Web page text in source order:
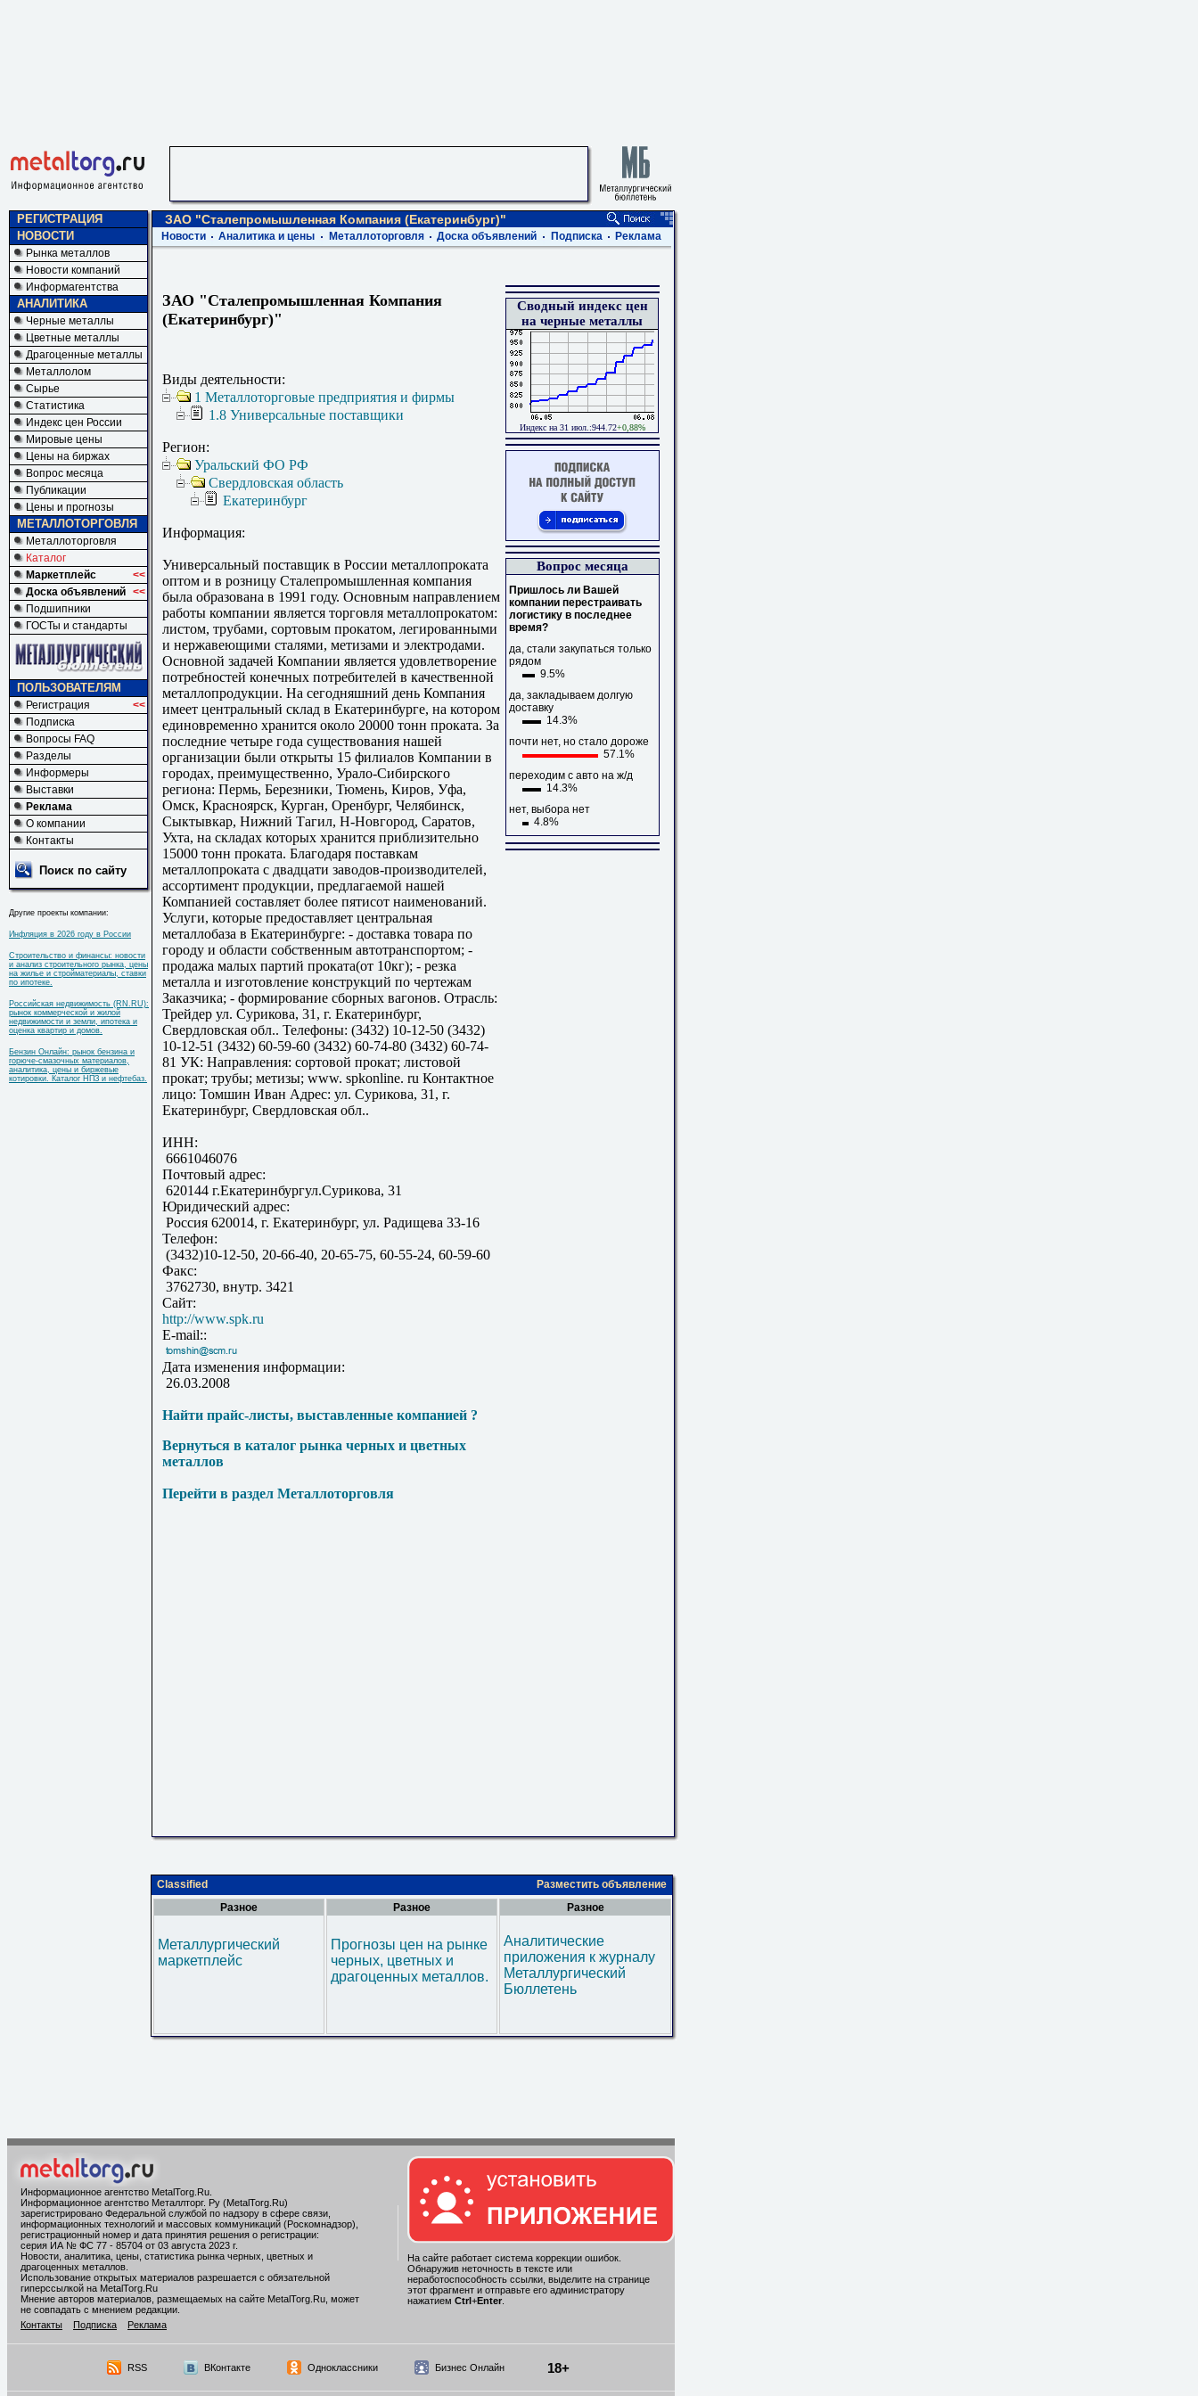
РЕГИСТРАЦИЯ
НОВОСТИ
Рынка металлов
Новости компаний
Информагентства
АНАЛИТИКА
Черные металлы
Цветные металлы
Драгоценные металлы
Металлолом
Сырье
Статистика
Индекс цен России
Мировые цены
Цены на биржах
Вопрос месяца
Публикации
Цены и прогнозы
МЕТАЛЛОТОРГОВЛЯ
Металлоторговля
Каталог
Маркетплейс
<<
Доска объявлений <<
Подшипники
ГОСТы и стандарты
ПОЛЬЗОВАТЕЛЯМ
Регистрация
<<
Подписка
Вопросы FAQ
Разделы
Информеры
Выставки
Реклама
О компании
Контакты
Поиск по сайту
Другие проекты компании:
Инфляция в 2026 году в России
Строительство и финансы: новости
и анализ строительного рынка, цены
на жилье и стройматериалы, ставки
по ипотеке.
Российская недвижимость (RN.RU):
рынок коммерческой и жилой
недвижимости и земли, ипотека и
оценка квартир и домов.
Бензин Онлайн: рынок бензина и
горюче-смазочных материалов,
аналитика, цены и биржевые
котировки. Каталог НПЗ и нефтебаз.
ЗАО "Сталепромышленная Компания (Екатеринбург)"
Новости Аналитика и цены Металлоторговля Доска объявлений Подписка Реклама
ЗАО "Сталепромышленная Компания
(Екатеринбург)"
Виды деятельности:
1 Металлоторговые предприятия и фирмы
1.8 Универсальные поставщики
Регион:
Уральский ФО РФ
Свердловская область
Екатеринбург
Информация:
Универсальный поставщик в России металлопроката
оптом и в розницу Сталепромышленная компания
была образована в 1991 году. Основным направлением
работы компании является торговля металлопрокатом:
листом, трубами, сортовым прокатом, легированными
и нержавеющими сталями, метизами и электродами.
Основной задачей Компании является удовлетворение
потребностей конечных потребителей в качественной
металлопродукции. На сегодняшний день Компания
имеет центральный склад в Екатеринбурге, на котором
единовременно хранится около 20000 тонн проката. За
последние четыре года существования нашей
организации были открыты 15 филиалов Компании в
городах, преимущественно, Урало-Сибирского
региона: Пермь, Березники, Тюмень, Киров, Уфа,
Омск, Красноярск, Курган, Оренбург, Челябинск,
Сыктывкар, Нижний Тагил, Н-Новгород, Саратов,
Ухта, на складах которых хранится приблизительно
15000 тонн проката. Благодаря поставкам
металлопроката с двадцати заводов-производителей,
ассортимент продукции, предлагаемой нашей
Компанией составляет более пятисот наименований.
Услуги, которые предоставляет центральная
металлобаза в Екатеринбурге: - доставка товара по
городу и области собственным автотранспортом; -
продажа малых партий проката(от 10кг); - резка
металла и изготовление конструкций по чертежам
Заказчика; - формирование сборных вагонов. Отрасль:
Трейдер ул. Сурикова, 31, г. Екатеринбург,
Свердловская обл.. Телефоны: (3432) 10-12-50 (3432)
10-12-51 (3432) 60-59-60 (3432) 60-74-80 (3432) 60-74-
81 УК: Направления: сортовой прокат; листовой
прокат; трубы; метизы; www. spkonline. ru Контактное
лицо: Томшин Иван Адрес: ул. Сурикова, 31, г.
Екатеринбург, Свердловская обл..
ИНН:
6661046076
Почтовый адрес:
620144 г.Екатеринбургул.Сурикова, 31
Юридический адрес:
Россия 620014, г. Екатеринбург, ул. Радищева 33-16
Телефон:
(3432)10-12-50, 20-66-40, 20-65-75, 60-55-24, 60-59-60
Факс:
3762730, внутр. 3421
Сайт:
http://www.spk.ru
E-mail::
Дата изменения информации:
26.03.2008
Найти прайс-листы, выставленные компанией ?
Вернуться в каталог рынка черных и цветных
металлов
Перейти в раздел Металлоторговля
Сводный индекс цен
на черные металлы
Индекс на 31 июл.:944.72+0,88%
Вопрос месяца
Пришлось ли Вашей
компании перестраивать
логистику в последнее
время?
да, стали закупаться только
рядом
9.5%
да, закладываем долгую
доставку
14.3%
почти нет, но стало дороже
57.1%
переходим с авто на ж/д
14.3%
нет, выбора нет
4.8%
Classified
Разместить объявление
Разное
Металлургический
маркетплейс
Разное
Прогнозы цен на рынке
черных, цветных и
драгоценных металлов.
Разное
Аналитические
приложения к журналу
Металлургический
Бюллетень
Информационное агентство MetalTorg.Ru
Информационное агентство Металлторг. Ру (MetalTorg.Ru)
зарегистрировано Федеральной службой по надзору в сфере связи,
информационных технологий и массовых коммуникаций (Роскомнадзор),
регистрационный номер и дата принятия решения о регистрации:
серия ИА № ФС 77 - 85704 от 03 августа 2023 г.
Новости, аналитика, цены, статистика рынка черных, цветных и
драгоценных металлов.
Использование открытых материалов разрешается с обязательной
гиперссылкой на MetalTorg.Ru
Мнение авторов материалов, размещаемых на сайте MetalTorg.Ru, может
не совпадать с мнением редакции.
Контакты
Подписка Реклама
На сайте работает система коррекции ошибок.
Обнаружив неточность в тексте или
неработоспособность ссылки, выделите на странице
этот фрагмент и отправьте его администратору
нажатием Ctrl +Enter.
RSS ВКонтакте Одноклассники Бизнес Онлайн 18+